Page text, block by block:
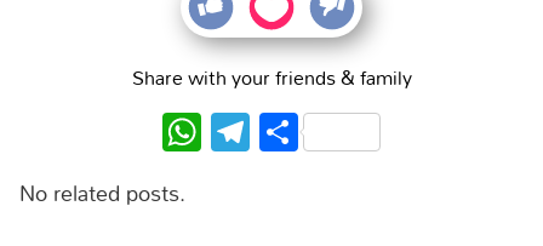
Share with your friends & family
WhatsApp
Telegram
Share
No related posts.